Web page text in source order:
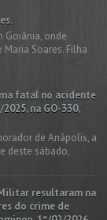
Goiânia, onde
Soares. Filha
fatal no acidente
na GO-330,
de Anápolis, a
deste sábado,
resultaram na
do crime de